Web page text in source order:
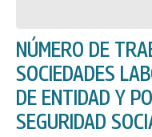
NÚMERO DE
SOCIEDADES
DE ENTIDAD Y
SEGURIDAD